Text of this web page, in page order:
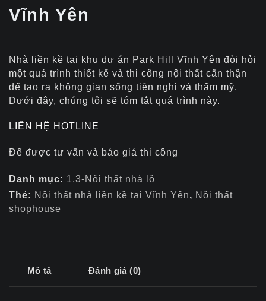
Vĩnh Yên
Nhà liền kề tại khu dự án Park Hill Vĩnh Yên đòi hỏi
một quá trình thiết kế và thi công nội thất cẩn thận
để tạo ra không gian sống tiện nghi và thẩm mỹ.
Dưới đây, chúng tôi sẽ tóm tắt quá trình này.
LIÊN HỆ HOTLINE
Để được tư vấn và báo giá thi công
Danh mục: 1.3-Nội thất nhà lô
Thẻ: Nội thất nhà liền kề tại Vĩnh Yên, Nội thất
shophouse
Mô tả Đánh giá (0)